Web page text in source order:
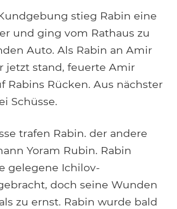
stieg Rabin eine
und ging vom Rathaus zu
Auto. Als Rabin an Amir
jetzt stand, feuerte Amir
Rabins Rücken. Aus nächster
Schüsse.
trafen Rabin. der andere
Yoram Rubin. Rabin
gelegene Ichilov-
doch seine Wunden
zu ernst. Rabin wurde bald